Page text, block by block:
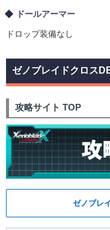
ドールアーマー
ドロップ装備なし
ゼノブレイドクロス
攻略サイト TOP
ゼノブレ